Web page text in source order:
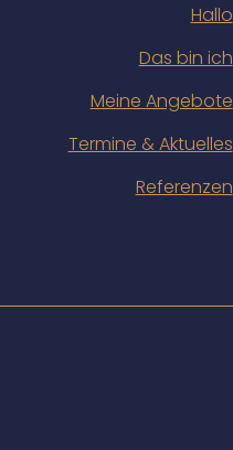
Hallo
Das bin ich
Meine Angebote
Termine & Aktuelles
Referenzen